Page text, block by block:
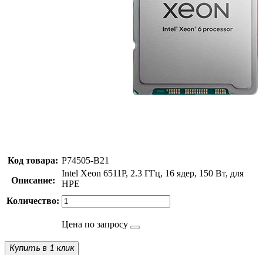
Код товара: P74505-B21
Описание:
Intel Xeon 6511P, 2.3 ГГц, 16 ядер, 150 Вт, для
HPE
Количество:
Цена по запросу
Купить в 1 клик